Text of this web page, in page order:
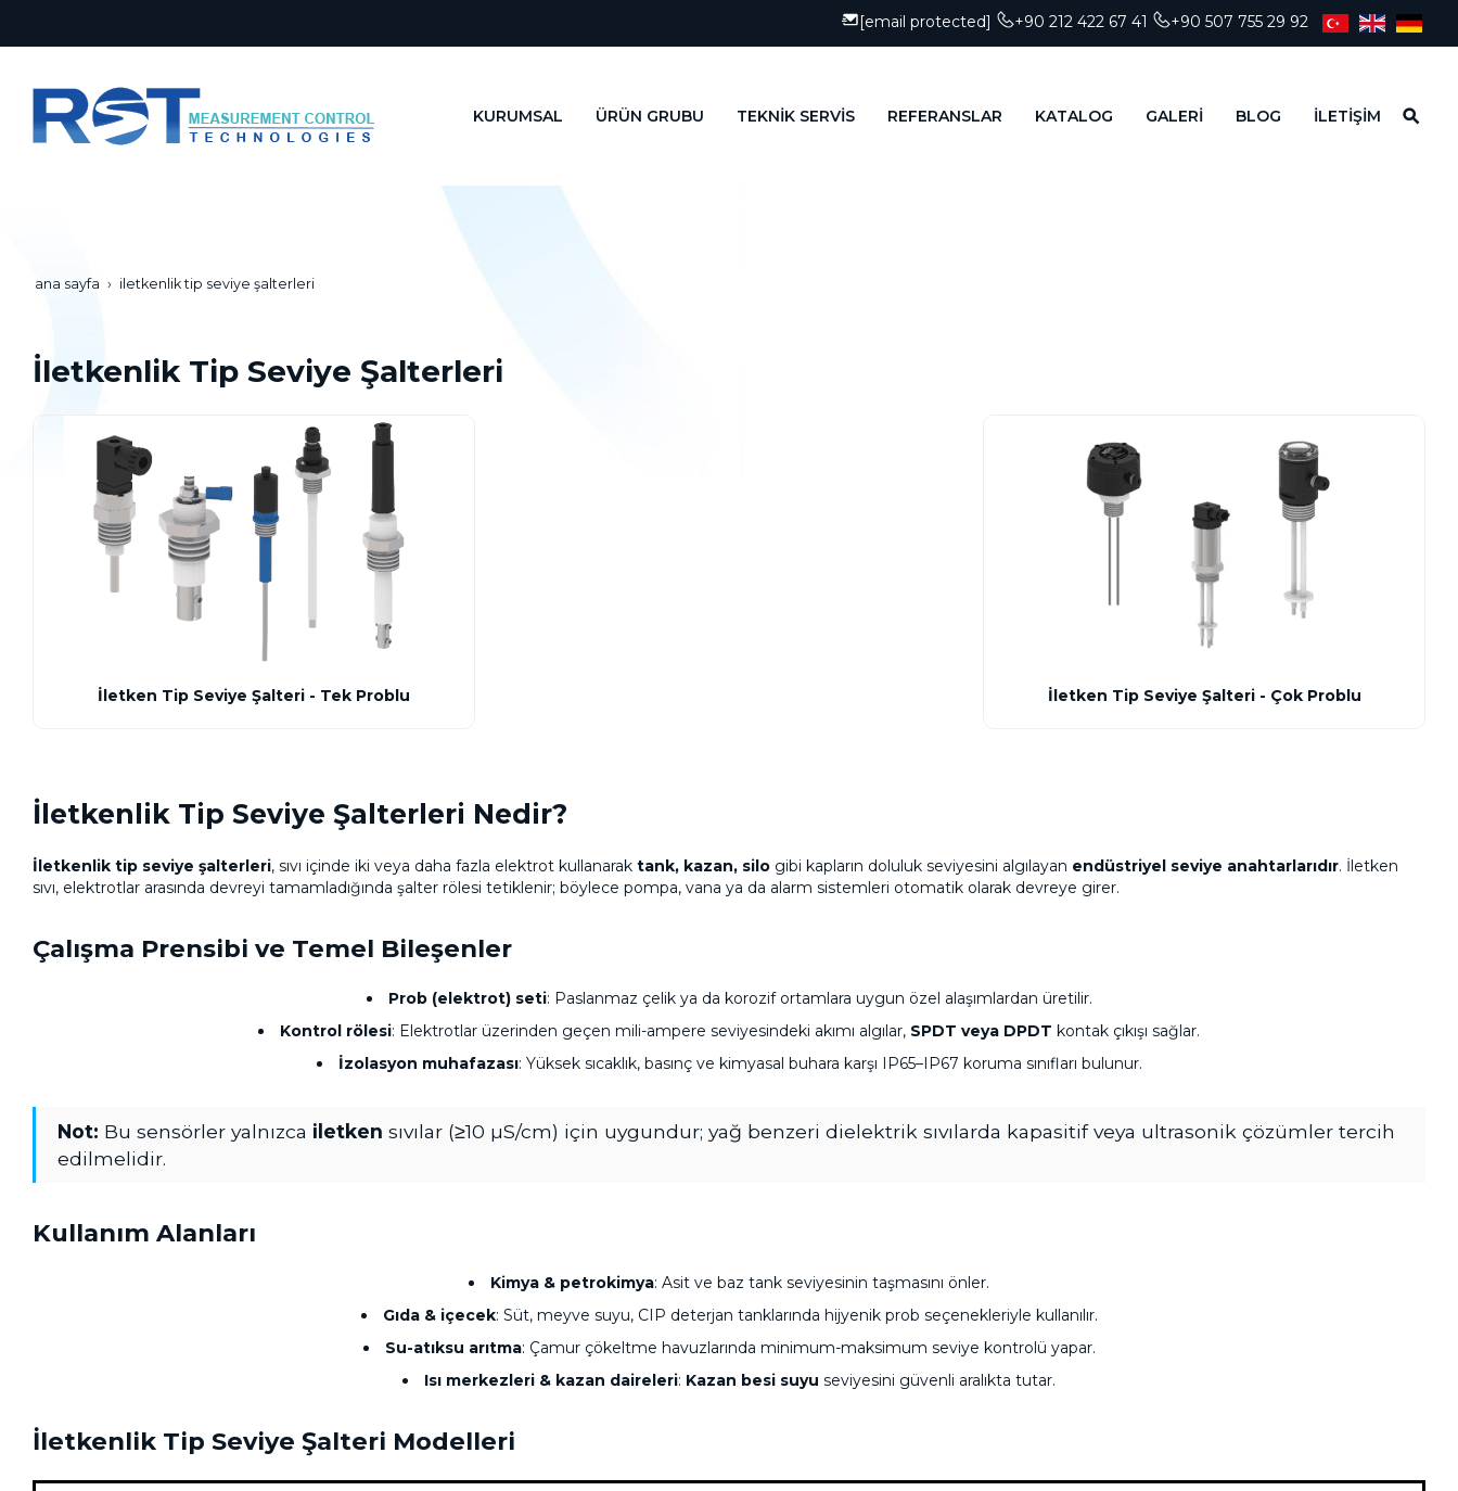
[email protected] +90 212 422 67 41 +90 507 755 29 92
KURUMSAL ÜRÜN GRUBU TEKNİK SERVİS REFERANSLAR KATALOG GALERİ BLOG İLETİŞİM
ana sayfa i̇letkenlik tip seviye şalterleri
İletkenlik Tip Seviye Şalterleri
İletkenlik Tip Seviye Şalterleri Nedir?
İletkenlik tip seviye şalterleri, sıvı içinde iki veya daha fazla elektrot kullanarak tank, kazan, silo gibi kapların doluluk seviyesini algılayan endüstriyel seviye anahtarlarıdır. İletken
sıvı, elektrotlar arasında devreyi tamamladığında şalter rölesi tetiklenir; böylece pompa, vana ya da alarm sistemleri otomatik olarak devreye girer.
Çalışma Prensibi ve Temel Bileşenler
Prob (elektrot) seti: Paslanmaz çelik ya da korozif ortamlara uygun özel alaşımlardan üretilir.
Kontrol rölesi: Elektrotlar üzerinden geçen mili-ampere seviyesindeki akımı algılar, SPDT veya DPDT kontak çıkışı sağlar.
İzolasyon muhafazası: Yüksek sıcaklık, basınç ve kimyasal buhara karşı IP65–IP67 koruma sınıfları bulunur.
Not: Bu sensörler yalnızca iletken sıvılar (≥10 µS/cm) için uygundur; yağ benzeri dielektrik sıvılarda kapasitif veya ultrasonik çözümler tercih
edilmelidir.
Kullanım Alanları
Kimya & petrokimya: Asit ve baz tank seviyesinin taşmasını önler.
Gıda & içecek: Süt, meyve suyu, CIP deterjan tanklarında hijyenik prob seçenekleriyle kullanılır.
Su-atıksu arıtma: Çamur çökeltme havuzlarında minimum-maksimum seviye kontrolü yapar.
Isı merkezleri & kazan daireleri: Kazan besi suyu seviyesini güvenli aralıkta tutar.
İletkenlik Tip Seviye Şalteri Modelleri
İletken Tip Seviye Şalteri - Tek Problu İletken Tip Seviye Şalteri - Çok Problu